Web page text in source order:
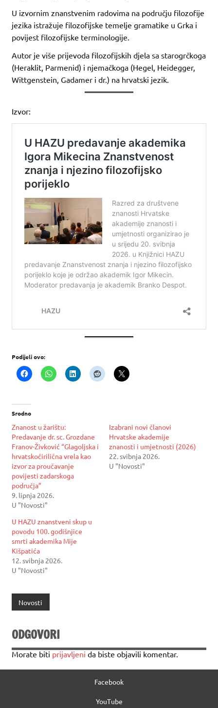
U izvornim znanstvenim radovima na području filozofije
jezika istražuje filozofijske temelje gramatike u Grka i
povijest filozofijske terminologije.
Autor je više prijevoda filozofijskih djela sa starogrčkoga
(Heraklit, Parmenid) i njemačkoga (Hegel, Heidegger,
Wittgenstein, Gadamer i dr.) na hrvatski jezik.
Izvor:
Podijeli ovo:
Srodno
Znanost u žarištu:
Predavanje dr. sc. Grozdane
Franov-Živković “Glagoljska i
hrvatskoćirilična vrela kao
izvor za proučavanje
povijesti zadarskoga
područja”
9. lipnja 2026.
U "Novosti"
Izabrani novi članovi
Hrvatske akademije
znanosti i umjetnosti (2026)
22. svibnja 2026.
U "Novosti"
U HAZU znanstveni skup u
povodu 100. godišnjice
smrti akademika Mije
Kišpatića
12. svibnja 2026.
U "Novosti"
Novosti
ODGOVORI
Morate biti prijavljeni da biste objavili komentar.
Facebook
YouTube